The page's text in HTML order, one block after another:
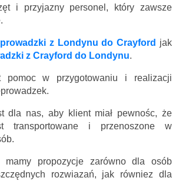
i przyjazny personel, który zawsze
z Londynu do Crayford jak
z Crayford do Londynu.
pomoc w przygotowaniu i realizacji
dla nas, aby klient miał pewnośc, że
transportowane i przenoszone w
propozycje zarówno dla osób
rozwiazań, jak równiez dla